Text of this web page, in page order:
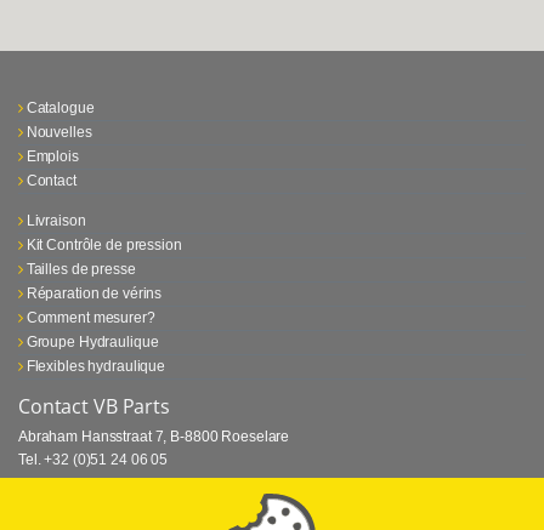
Catalogue
Nouvelles
Emplois
Contact
Livraison
Kit Contrôle de pression
Tailles de presse
Réparation de vérins
Comment mesurer?
Groupe Hydraulique
Flexibles hydraulique
Contact VB Parts
Abraham Hansstraat 7, B-8800 Roeselare
Tel. +32 (0)51 24 06 05